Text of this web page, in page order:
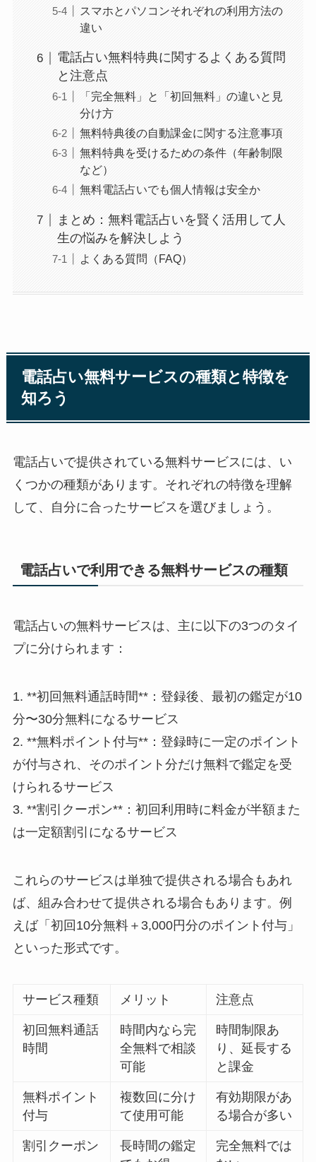
スマホとパソコンそれぞれの利用方法の
違い
電話占い無料特典に関するよくある質問
と注意点
「完全無料」と「初回無料」の違いと見
分け方
無料特典後の自動課金に関する注意事項
無料特典を受けるための条件（年齢制限
など）
無料電話占いでも個人情報は安全か
まとめ：無料電話占いを賢く活用して人
生の悩みを解決しよう
よくある質問（FAQ）
電話占い無料サービスの種類と特徴を
知ろう
電話占いで提供されている無料サービスには、い
くつかの種類があります。それぞれの特徴を理解
して、自分に合ったサービスを選びましょう。
電話占いで利用できる無料サービスの種類
電話占いの無料サービスは、主に以下の3つのタイ
プに分けられます：
1. **初回無料通話時間**：登録後、最初の鑑定が10
分〜30分無料になるサービス
2. **無料ポイント付与**：登録時に一定のポイント
が付与され、そのポイント分だけ無料で鑑定を受
けられるサービス
3. **割引クーポン**：初回利用時に料金が半額また
は一定額割引になるサービス
これらのサービスは単独で提供される場合もあれ
ば、組み合わせて提供される場合もあります。例
えば「初回10分無料＋3,000円分のポイント付与」
といった形式です。
サービス種類 メリット 注意点
初回無料通話
時間
時間内なら完
全無料で相談
可能
時間制限あ
り、延長する
と課金
無料ポイント
付与
複数回に分け
て使用可能
有効期限があ
る場合が多い
割引クーポン
長時間の鑑定
完全無料では